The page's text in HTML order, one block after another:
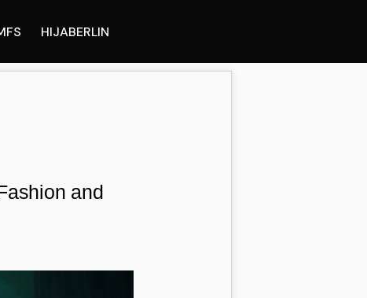
HIJABERLIN
and